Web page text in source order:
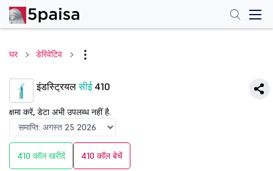
घर डेरिवेटिव
इंडस्ट्रियलसीई410
क्षमा करें, डेटा अभी उपलब्ध नहीं है.
410 कॉल खरीदें 410 कॉल बेचें